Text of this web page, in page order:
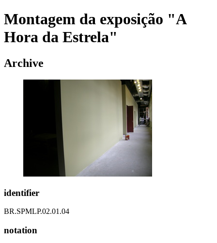
Montagem da exposição "A
Hora da Estrela"
Archive
identifier
BR.SPMLP.02.01.04
notation